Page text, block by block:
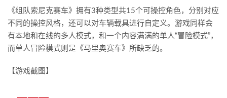
《组队索尼克赛车》拥有3种类型共15个可操控角色，分别对应
不同的操控风格，还可以对车辆载具进行自定义。游戏同样会
有本地和在线的多人模式，和一个内容满满的单人“冒险模式”，
而单人冒险模式则是《马里奥赛车》所缺乏的。
【游戏截图】